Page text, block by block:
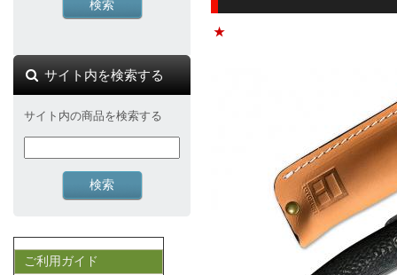
★
サイト内を検索する
サイト内の商品を検索する
ご利用ガイド